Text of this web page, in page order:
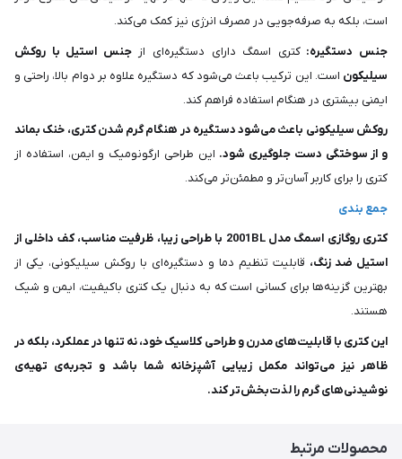
است، بلکه به صرفه‌جویی در مصرف انرژی نیز کمک می‌کند.
جنس دستگیره:کتری اسمگ دارای دستگیره‌ای ازجنس استیل با روکش
سیلیکون است. این ترکیب باعث می‌شود که دستگیره علاوه بر دوام بالا، راحتی و
ایمنی بیشتری در هنگام استفاده فراهم کند.
روکش سیلیکونی باعث می‌شود دستگیره در هنگام گرم شدن کتری، خنک بماند
و از سوختگی دست جلوگیری شود. این طراحی ارگونومیک و ایمن، استفاده از
کتری را برای کاربر آسان‌تر و مطمئن‌تر می‌کند.
جمع بندی
کتری روگازی اسمگ مدل 2001BL با طراحی زیبا، ظرفیت مناسب، کف داخلی از
استیل ضد زنگ، قابلیت تنظیم دما و دستگیره‌ای با روکش سیلیکونی، یکی از
بهترین گزینه‌ها برای کسانی است که به دنبال یک کتری باکیفیت، ایمن و شیک
هستند.
این کتری با قابلیت‌های مدرن و طراحی کلاسیک خود، نه تنها در عملکرد، بلکه در
ظاهر نیز می‌تواند مکمل زیبایی آشپزخانه شما باشد و تجربه‌ی تهیه‌ی
نوشیدنی‌های گرم را لذت‌بخش‌تر کند.
محصولات مرتبط